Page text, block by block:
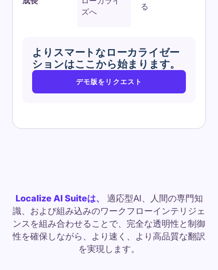
ズへ
る
よりスマートなローカライゼー
ションはここから始まります。
デモ版をリクエスト
Localize AI Suiteは、
適応型AI、人間の専門知
識、および組み込みのワークフローインテリジェ
ンスを組み合わせることで、完全な透明性と制御
性を確保しながら、より速く、より高品質な翻訳
を実現します。